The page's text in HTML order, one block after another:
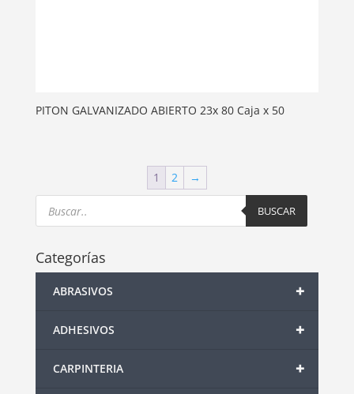
PITON GALVANIZADO ABIERTO 23x 80 Caja x 50
1 2
→
Products
search BUSCAR
Categorías
+
ABRASIVOS
+
ADHESIVOS
+
CARPINTERIA